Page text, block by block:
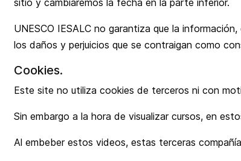
sitio y cambiaremos la fecha en la parte inferior.
UNESCO IESALC no garantiza que la
los daños y perjuicios que se contraigan como
Cookies.
Este site no utiliza cookies de terceros ni con
Sin embargo a la hora de visualizar cursos, en
Al embeber estos videos, estas terceras